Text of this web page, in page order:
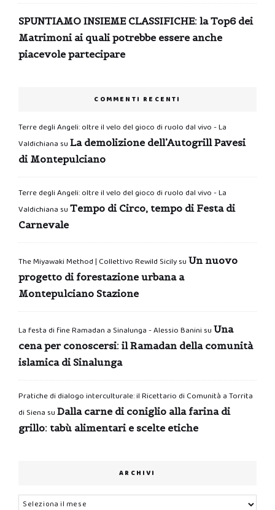
SPUNTIAMO INSIEME CLASSIFICHE: la Top6 dei
Matrimoni ai quali potrebbe essere anche
piacevole partecipare
COMMENTI RECENTI
Terre degli Angeli: oltre il velo del gioco di ruolo dal vivo - La
Valdichiana su La demolizione dell’Autogrill Pavesi
di Montepulciano
Terre degli Angeli: oltre il velo del gioco di ruolo dal vivo - La
Valdichiana su Tempo di Circo, tempo di Festa di
Carnevale
The Miyawaki Method | Collettivo Rewild Sicilysu Un nuovo
progetto di forestazione urbana a
Montepulciano Stazione
La festa di fine Ramadan a Sinalunga - Alessio Banini su Una
cena per conoscersi: il Ramadan della comunità
islamica di Sinalunga
Pratiche di dialogo interculturale: il Ricettario di Comunità a Torrita
di Siena su Dalla carne di coniglio alla farina di
grillo: tabù alimentari e scelte etiche
ARCHIVI
Archivi